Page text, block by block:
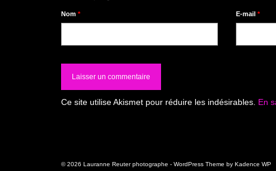
Nom * E-mail*
Ce site utilise Akismet pour réduire les indésirables. En
© 2026 Lauranne Reuter photographe - WordPress Theme by Kadence WP